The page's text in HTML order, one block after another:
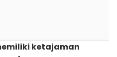
ketajaman